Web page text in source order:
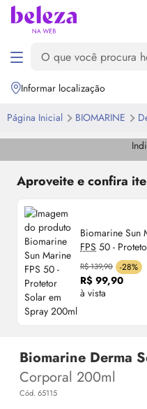
Informar localização
Página Inicial BIOMARINE
Aproveite e confira
Biomarine Sun
FPS 50 -
Spray 200ml
R$ 139,90 -28%
R$ 99,90
à vista
Biomarine Derma
Corporal 200ml
Cód. 65115